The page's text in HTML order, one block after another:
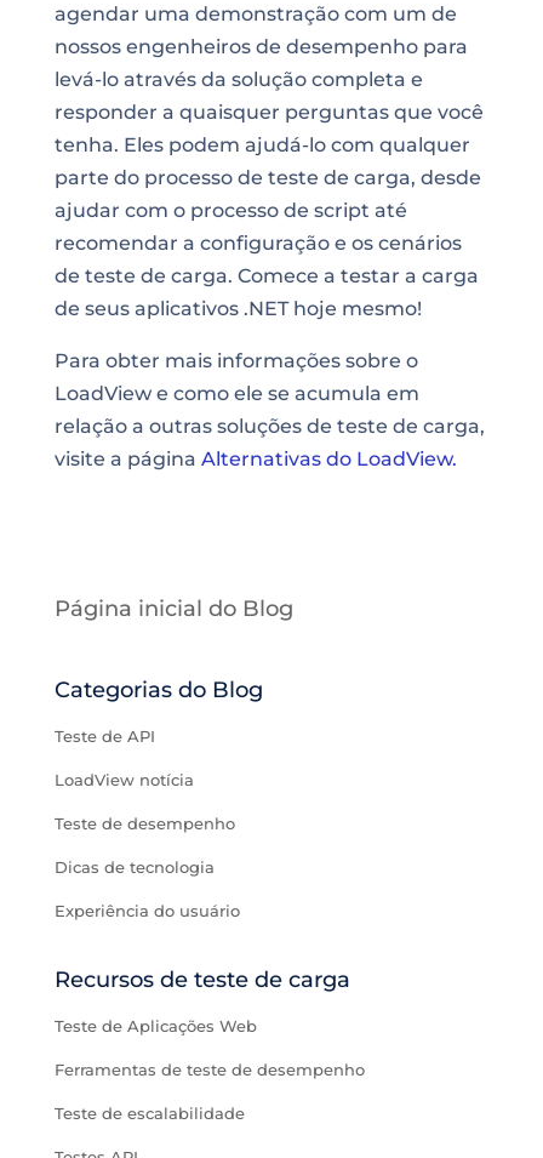
agendar uma demonstração com um de
nossos engenheiros de desempenho para
levá-lo através da solução completa e
responder a quaisquer perguntas que você
tenha. Eles podem ajudá-lo com qualquer
parte do processo de teste de carga, desde
ajudar com o processo de script até
recomendar a configuração e os cenários
de teste de carga. Comece a testar a carga
de seus aplicativos .NET hoje mesmo!
Para obter mais informações sobre o
LoadView e como ele se acumula em
relação a outras soluções de teste de carga,
visite a página Alternativas do LoadView.
Página inicial do Blog
Categorias do Blog
Teste de API
LoadView notícia
Teste de desempenho
Dicas de tecnologia
Experiência do usuário
Recursos de teste de carga
Teste de Aplicações Web
Ferramentas de teste de desempenho
Teste de escalabilidade